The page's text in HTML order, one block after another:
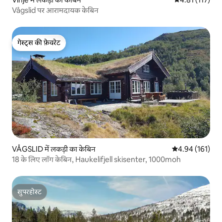
Vågslid पर आरामदायक केबिन
गेस्ट्स की फ़ेवरेट
गेस्ट्स की फ़ेवरेट
VÅGSLID में लकड़ी का केबिन औसत रेटिंग 5 में से
4.94 (161)
18 के लिए लॉग केबिन, Haukelifjell skisenter, 1000moh
सुपरहोस्ट
सुपरहोस्ट